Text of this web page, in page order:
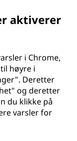
aktiverer
i Chrome,
høyre i
Deretter
og deretter
du klikke på
varsler for